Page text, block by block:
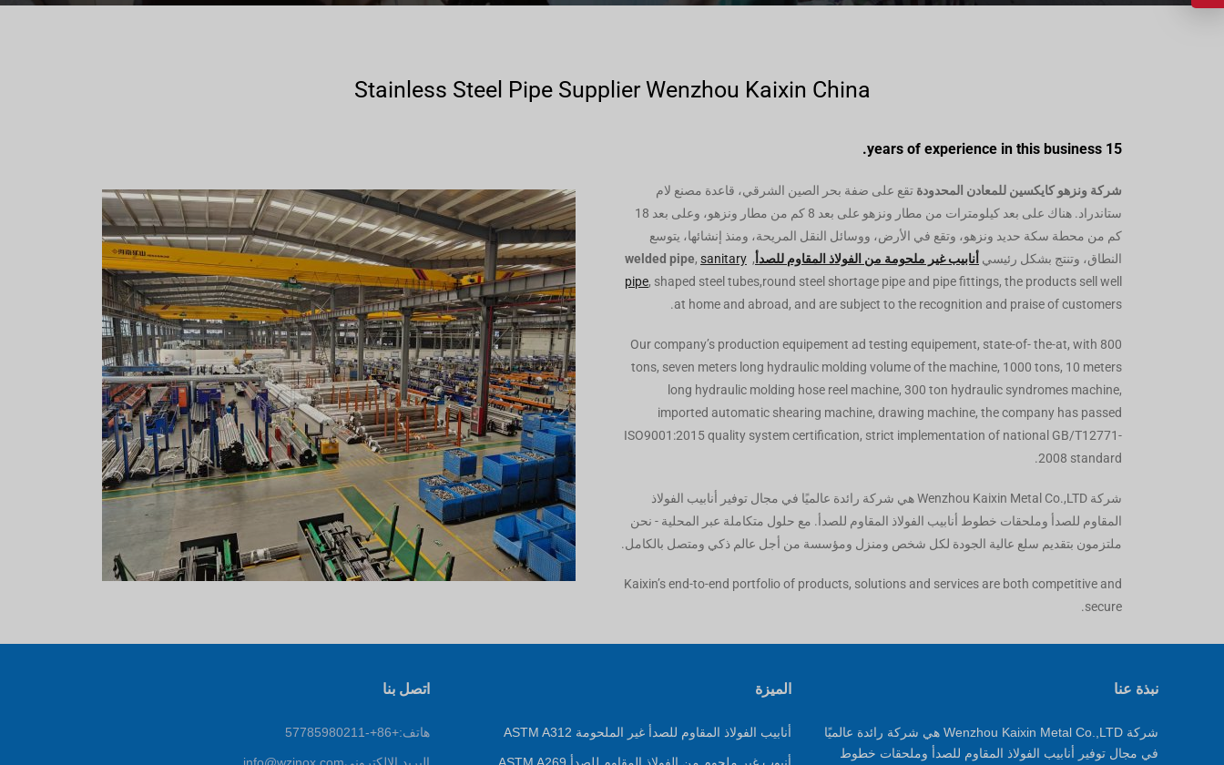
Estonian
Albanian
Russian
Spanish (Peru)
Thai
Vietnamese
Georgian
Bhojpuri
Moroccan Arabic
Korean
Nepali
Polish
Ukrainian
Malayalam
Xhosa
Stainless Steel Pipe Supplier Wenzhou Kaixin China
15 years of experience in this business.
شركة ونزهو كايكسين للمعادن المحدودة تقع على ضفة بحر الصين الشرقي، قاعدة مصنع لام
ستاندراد. هناك على بعد كيلومترات من مطار ونزهو على بعد 8 كم من مطار ونزهو، وعلى بعد 18
كم من محطة سكة حديد ونزهو، وتقع في الأرض، ووسائل النقل المريحة، ومنذ إنشائها، يتوسع
النطاق، وتنتج بشكل رئيسي أنابيب غير ملحومة من الفولاذ المقاوم للصدأ ,
welded pipe, sanitary
pipe, shaped steel tubes,round steel shortage pipe and pipe fittings, the products sell well
at home and abroad, and are subject to the recognition and praise of customers.
Our company’s production equipement ad testing equipement, state-of- the-at, with 800
tons, seven meters long hydraulic molding volume of the machine, 1000 tons, 10 meters
long hydraulic molding hose reel machine, 300 ton hydraulic syndromes machine,
imported automatic shearing machine, drawing machine, the company has passed
ISO9001:2015 quality system certification, strict implementation of national GB/T12771-
2008 standard.
شركة Wenzhou Kaixin Metal Co.,LTD هي شركة رائدة عالميًا في مجال توفير أنابيب الفولاذ
المقاوم للصدأ وملحقات خطوط أنابيب الفولاذ المقاوم للصدأ. مع حلول متكاملة عبر المحلية - نحن
ملتزمون بتقديم سلع عالية الجودة لكل شخص ومنزل ومؤسسة من أجل عالم ذكي ومتصل بالكامل.
Kaixin’s end-to-end portfolio of products, solutions and services are both competitive and
secure.
نبذة عنا
شركة Wenzhou Kaixin Metal Co.,LTD هي شركة رائدة عالميًا
في مجال توفير أنابيب الفولاذ المقاوم للصدأ وملحقات خطوط
الميزة
أنابيب الفولاذ المقاوم للصدأ غير الملحومة ASTM A312
اتصل بنا
هاتف:+86+-57785980211